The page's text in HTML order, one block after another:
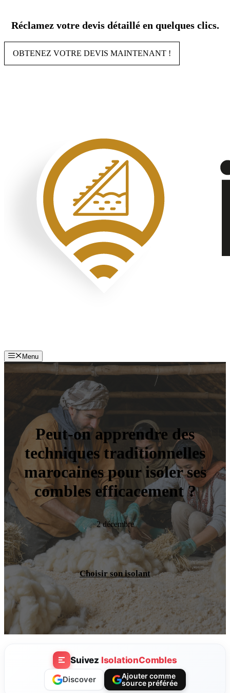
contenu
Réclamez votre devis détaillé en quelques clics.
OBTENEZ VOTRE DEVIS MAINTENANT !
Menu
Peut-on apprendre des
techniques traditionnelles
marocaines pour isoler ses
combles efficacement ?
2 décembre
Choisir son isolant
Suivez IsolationCombles
Discover
Ajouter comme
source préférée